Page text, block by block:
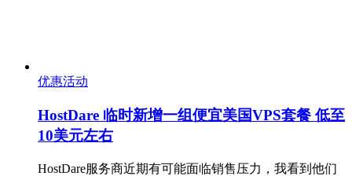
优惠活动
HostDare 临时新增一组便宜美国VPS套餐 低至
10美元左右
HostDare服务商近期有可能面临销售压力，我看到他们